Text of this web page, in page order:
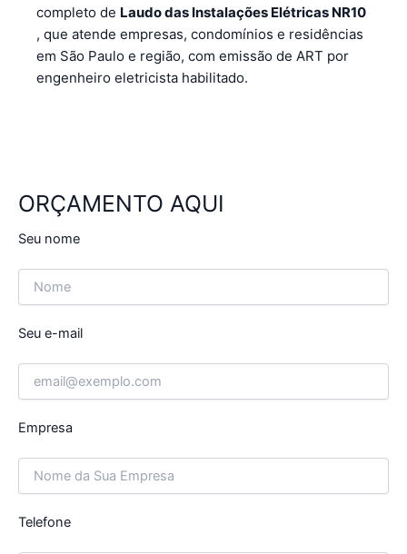
completo de Laudo das Instalações Elétricas NR10
, que atende empresas, condomínios e residências
em São Paulo e região, com emissão de ART por
engenheiro eletricista habilitado.
ORÇAMENTO AQUI
Seu nome
Seu e-mail
Empresa
Telefone